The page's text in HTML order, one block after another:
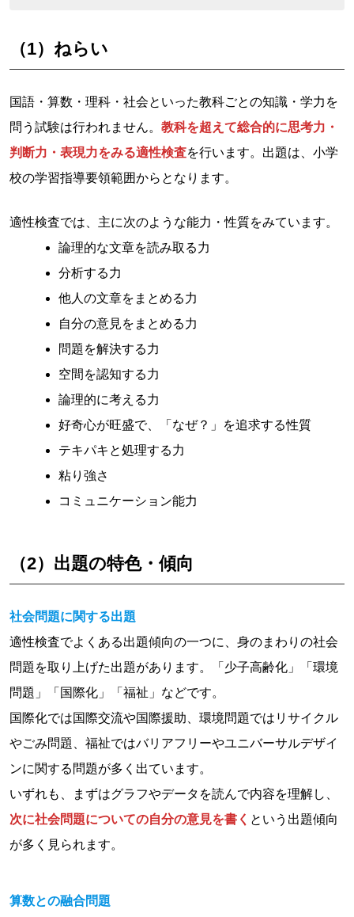
（1）ねらい
国語・算数・理科・社会といった教科ごとの知識・学力を
問う試験は行われません。 教科を超えて総合的に思考力・
判断力・表現力をみる適性検査を行います。出題は、小学
校の学習指導要領範囲からとなります。
適性検査では、主に次のような能力・性質をみています。
論理的な文章を読み取る力
分析する力
他人の文章をまとめる力
自分の意見をまとめる力
問題を解決する力
空間を認知する力
論理的に考える力
好奇心が旺盛で、「なぜ？」を追求する性質
テキパキと処理する力
粘り強さ
コミュニケーション能力
（2） 出題の特色・傾向
社会問題に関する出題
適性検査でよくある出題傾向の一つに、身のまわりの社会
問題を取り上げた出題があります。「少子高齢化」「環境
問題」「国際化」「福祉」などです。
国際化では国際交流や国際援助、環境問題ではリサイクル
やごみ問題、福祉ではバリアフリーやユニバーサルデザイ
ンに関する問題が多く出ています。
いずれも、まずはグラフやデータを読んで内容を理解し、
次に社会問題についての自分の意見を書く という出題傾向
が多く見られます。
算数との融合問題